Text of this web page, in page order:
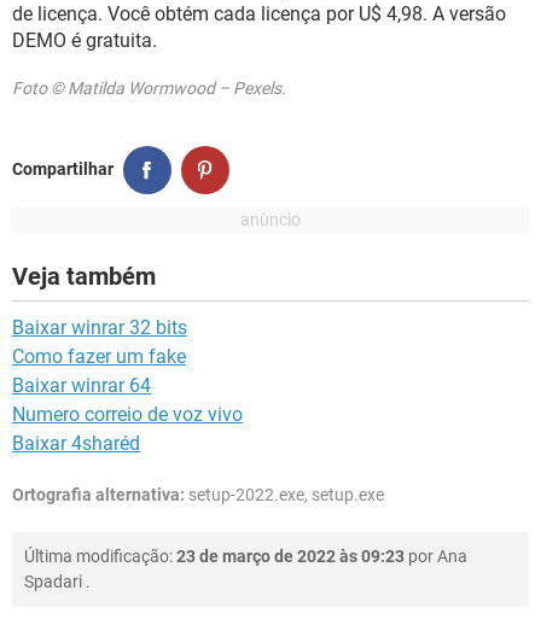
de licença. Você obtém cada licença por U$ 4,98. A versão
DEMO é gratuita.
Foto © Matilda Wormwood – Pexels.
Compartilhar
Veja também
Baixar winrar 32 bits
Como fazer um fake
Baixar winrar 64
Numero correio de voz vivo
Baixar 4sharéd
Ortografia alternativa: setup-2022.exe, setup.exe
Última modificação:23 de março de 2022 às 09:23 porAna
Spadari .